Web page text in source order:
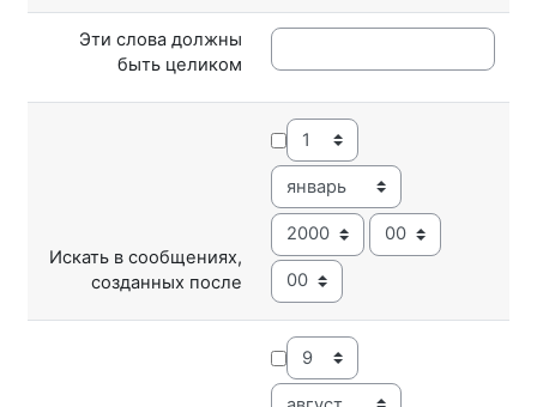
Эти слова должны
быть целиком
Искать в сообщениях,
созданных после
День
Месяц
Год Час
Минута
День
Месяц